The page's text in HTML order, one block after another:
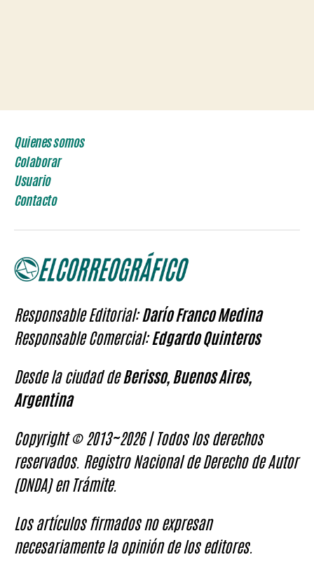
Quienes somos
Colaborar
Usuario
Contacto
Responsable Editorial:Darío Franco Medina
Responsable Comercial:Edgardo Quinteros
Desde la ciudad deBerisso, Buenos Aires,
Argentina
Copyright © 2013~2026 | Todos los derechos
reservados. Registro Nacional de Derecho de Autor
(DNDA) en Trámite.
Los artículos firmados no expresan
necesariamente la opinión de los editores.